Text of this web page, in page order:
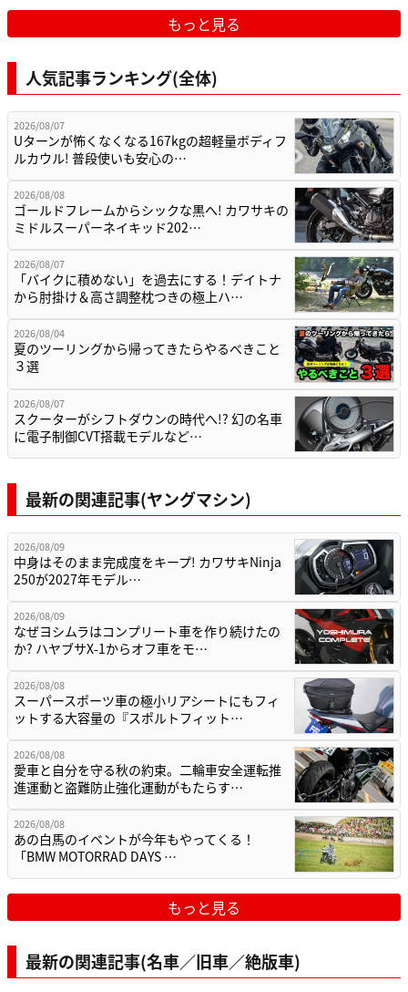
もっと見る
人気記事ランキング(全体)
2026/08/07
Uターンが怖くなくなる167kgの超軽量ボディフ
ルカウル! 普段使いも安心の…
2026/08/08
ゴールドフレームからシックな黒へ! カワサキの
ミドルスーパーネイキッド202…
2026/08/07
「バイクに積めない」を過去にする！デイトナ
から肘掛け＆高さ調整枕つきの極上ハ…
2026/08/04
夏のツーリングから帰ってきたらやるべきこと
３選
2026/08/07
スクーターがシフトダウンの時代へ!? 幻の名車
に電子制御CVT搭載モデルなど…
最新の関連記事(ヤングマシン)
2026/08/09
中身はそのまま完成度をキープ! カワサキNinja
250が2027年モデル…
2026/08/09
なぜヨシムラはコンプリート車を作り続けたの
か? ハヤブサX-1からオフ車をモ…
2026/08/08
スーパースポーツ車の極小リアシートにもフィ
ットする大容量の『スポルトフィット…
2026/08/08
愛車と自分を守る秋の約束。二輪車安全運転推
進運動と盗難防止強化運動がもたらす…
2026/08/08
あの白馬のイベントが今年もやってくる！
「BMW MOTORRAD DAYS …
もっと見る
最新の関連記事(名車／旧車／絶版車)